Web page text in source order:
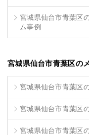
宮城県仙台市青葉区
ム事例
宮城県仙台市青葉区の
宮城県仙台市青葉区
宮城県仙台市青葉区
宮城県仙台市青葉区